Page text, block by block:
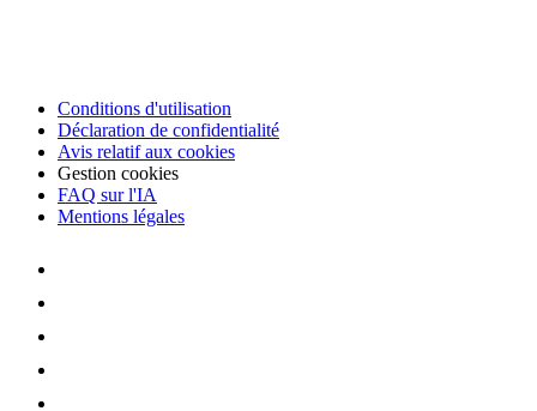
Conditions d'utilisation
Déclaration de confidentialité
Avis relatif aux cookies
Gestion cookies
FAQ sur l'IA
Mentions légales